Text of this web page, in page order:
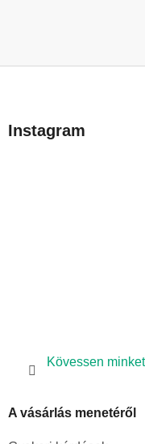
bInstagram
Kövessen
A vásárlás menetéről